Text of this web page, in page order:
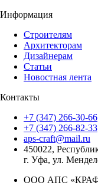
Информация
Строителям
Архитекторам
Дизайнерам
Статьи
Новостная лента
Контакты
+7 (347) 266-30-66
+7 (347) 266-82-33
aps-craft@mail.ru
450022,
г. Уфа, ул.
ООО АПС